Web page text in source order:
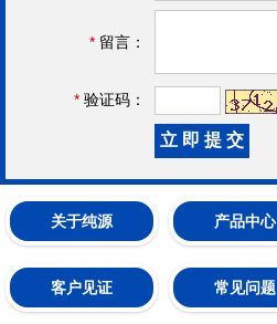
* 留言：
* 验证码：
关于纯源 产品中心
客户见证 常见问题